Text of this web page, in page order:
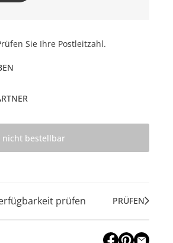
Sie Ihre Postleitzahl.
nicht bestellbar
prüfen PRÜFEN